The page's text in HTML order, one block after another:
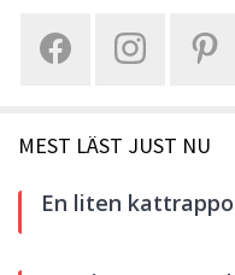
MEST LÄST JUST NU
En liten